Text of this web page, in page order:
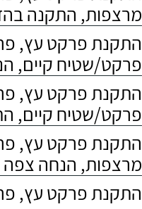
מרצפות, התקנה
התקנת פרקט עץ,
פרקט/שטיח קיים,
התקנת פרקט עץ,
פרקט/שטיח קיים,
התקנת פרקט עץ,
מרצפות, הנחה צפה
התקנת פרקט עץ,